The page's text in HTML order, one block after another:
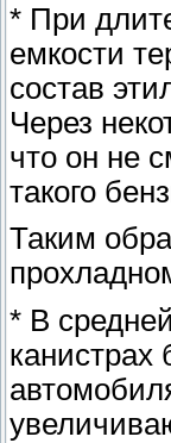
* При
емкости
состав
Через
что он не
такого
Таким
* В
канистрах